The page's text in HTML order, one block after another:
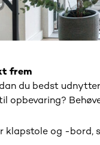
frem
du bedst
opbevaring?
klapstole og -bord,